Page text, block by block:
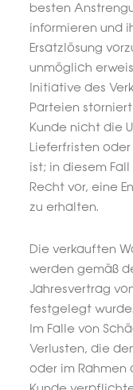
besten
informieren und
Ersatzlösung
unmöglich
Initiative des
Parteien
Kunde nicht die
Lieferfristen
ist; in diesem
Recht vor, eine
zu erhalten.
Die verkauften
werden gemäß
Jahresvertrag
festgelegt wurde.
Im Falle von
Verlusten, die
oder im Rahmen